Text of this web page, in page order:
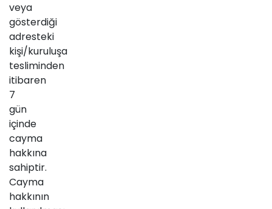
veya
gösterdiği
adresteki
kişi/kuruluşa
tesliminden
itibaren
7
gün
içinde
cayma
hakkına
sahiptir.
Cayma
hakkının